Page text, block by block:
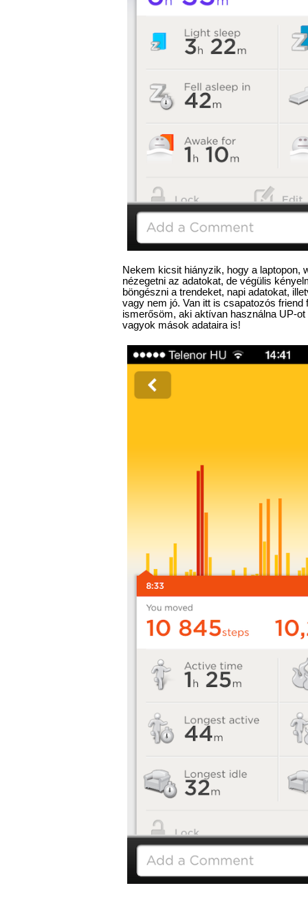
Nekem kicsit hiányzik, hogy a laptopon,
nézegetni az adatokat, de végülis
böngészni a trendeket, napi adatokat,
vagy nem jó. Van itt is csapatozós friend
ismerősöm, aki aktívan használna UP-
vagyok mások adataira is!